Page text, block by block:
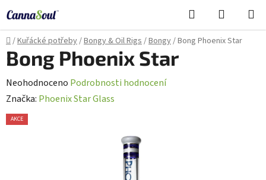
na
obsah
Hledat
KOŠÍK
Domů
/Kuřácké potřeby/Bongy & Oil Rigs/Bongy/Bong Phoenix Star
Bong Phoenix Star
Průměrné
hodnocení
produktu
Neohodnoceno Podrobnosti hodnocení
Značka: Phoenix Star Glass
AKCE
Cannasoul Asistent